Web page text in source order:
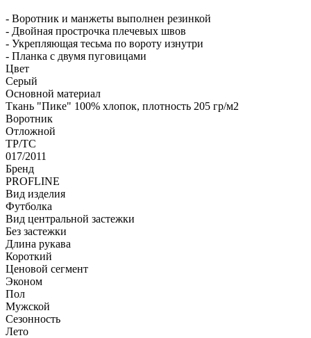
- Воротник и манжеты выполнен резинкой
- Двойная прострочка плечевых швов
- Укрепляющая тесьма по вороту изнутри
- Планка с двумя пуговицами
Цвет
Серый
Основной материал
Ткань "Пике" 100% хлопок, плотность 205 гр/м2
Воротник
Отложной
ТР/ТС
017/2011
Бренд
PROFLINE
Вид изделия
Футболка
Вид центральной застежки
Без застежки
Длина рукава
Короткий
Ценовой сегмент
Эконом
Пол
Мужской
Сезонность
Лето